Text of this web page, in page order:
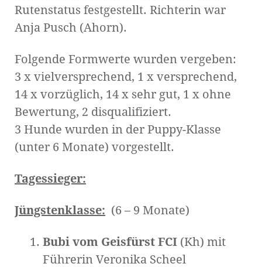
Rutenstatus festgestellt. Richterin war
Anja Pusch (Ahorn).
Folgende Formwerte wurden vergeben:
3 x vielversprechend, 1 x versprechend,
14 x vorzüglich, 14 x sehr gut, 1 x ohne
Bewertung, 2 disqualifiziert.
3 Hunde wurden in der Puppy-Klasse
(unter 6 Monate) vorgestellt.
Tagessieger:
Jüngstenklasse: (6 – 9 Monate)
Bubi vom Geisfürst FCI (Kh) mit
Führerin Veronika Scheel